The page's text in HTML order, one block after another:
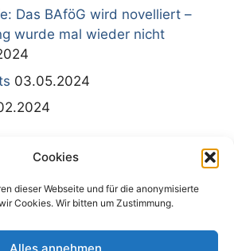
Cookies
dieser Webseite und für die anonymisierte
Cookies. Wir bitten um Zustimmung.
Alles annehmen
Das BAföG wird novelliert –
wurde mal wieder nicht
03.05.2024